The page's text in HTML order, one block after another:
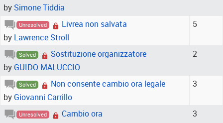
by Simone Tiddia
Unresolved
Livrea non salvata
by Lawrence Stroll
5
Solved
Sostituzione organizzatore
by GUIDO MALUCCIO
2
Solved
Non consente cambio ora legale
by Giovanni Carrillo
3
Unresolved
Cambio ora
3